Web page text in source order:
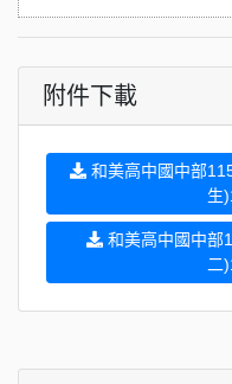
附件下載
和美高中國中部
生
和美高中國中部
二